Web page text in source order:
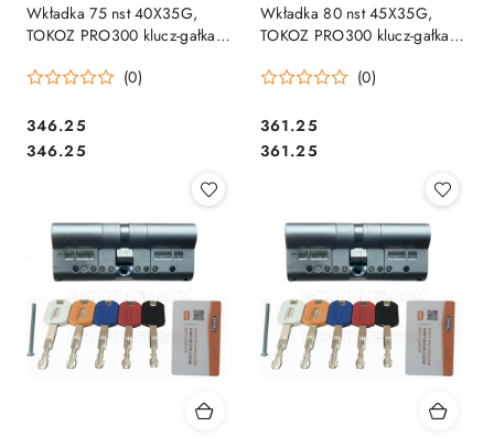
Wkładka 75 nst 40X35G,
TOKOZ PRO300 klucz-gałka
bezpieczeństwa, 5 kluczy
(0)
Cena:
346.25
Cena:
346.25
Wkładka 80 nst 45X35G,
TOKOZ PRO300 klucz-gałka
bezpieczeństwa, 5 kluczy
(0)
Cena:
361.25
Cena:
361.25